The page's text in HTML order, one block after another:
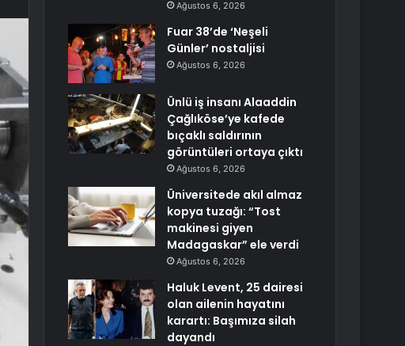
Ağustos 6, 2026
Fuar 38’de ‘Neşeli
Günler’ nostaljisi
Ağustos 6, 2026
Ünlü iş insanı Alaaddin
Çağlıköse’ye kafede
bıçaklı saldırının
görüntüleri ortaya çıktı
Ağustos 6, 2026
Üniversitede akıl almaz
kopya tuzağı: “Tost
makinesi giyen
Madagaskar” ele verdi
Ağustos 6, 2026
Haluk Levent, 25 dairesi
olan ailenin hayatını
karartı: Başımıza silah
dayandı